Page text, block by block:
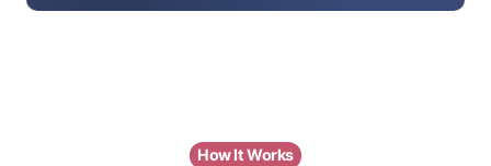
How It Works